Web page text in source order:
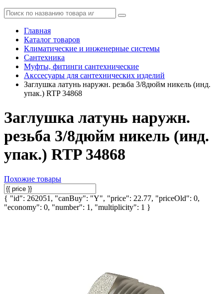
Главная
Каталог товаров
Климатические и инженерные системы
Сантехника
Муфты, фитинги сантехнические
Акссесуары для сантехнических изделий
Заглушка латунь наружн. резьба 3/8дюйм никель (инд.
упак.) RTP 34868
Заглушка латунь наружн.
резьба 3/8дюйм никель (инд.
упак.) RTP 34868
Похожие товары
{ "id": 262051, "canBuy": "Y", "price": 22.77, "priceOld": 0,
"economy": 0, "number": 1, "multiplicity": 1 }